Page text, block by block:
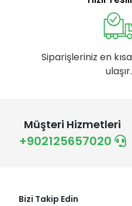
Siparişleriniz en
ulaşır.
Müşteri Hizmetleri
+902125657020
Bizi Takip Edin